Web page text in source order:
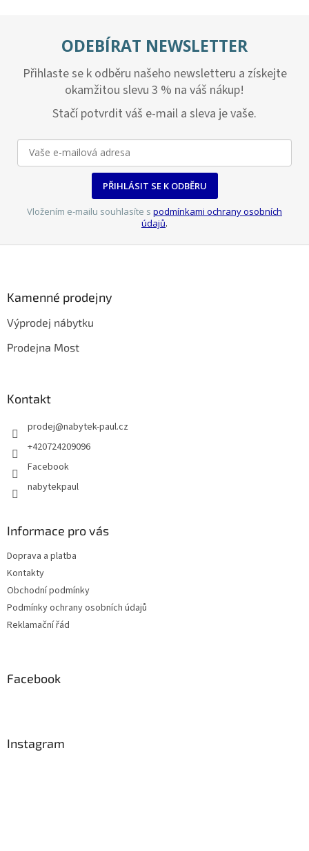
ODEBÍRAT NEWSLETTER
Přihlaste se k odběru našeho newsletteru a získejte
okamžitou slevu 3 % na váš nákup!
Stačí potvrdit váš e-mail a sleva je vaše.
PŘIHLÁSIT SE K ODBĚRU
Vložením e-mailu souhlasíte s podmínkami ochrany osobních
údajů.
Kamenné prodejny
Výprodej nábytku
Prodejna Most
Kontakt
prodej@nabytek-paul.cz
+420724209096
Facebook
nabytekpaul
Informace pro vás
Doprava a platba
Kontakty
Obchodní podmínky
Podmínky ochrany osobních údajů
Reklamační řád
Facebook
Instagram